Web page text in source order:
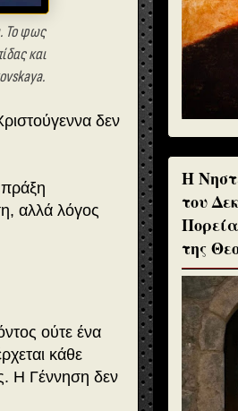
Το φως
και
δεν
πράξη
αλλά λόγος
ούτε ένα
κάθε
Η Γέννηση δεν
H
του
της